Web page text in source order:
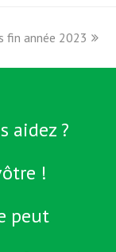
fin année 2023
aidez ?
!
peut